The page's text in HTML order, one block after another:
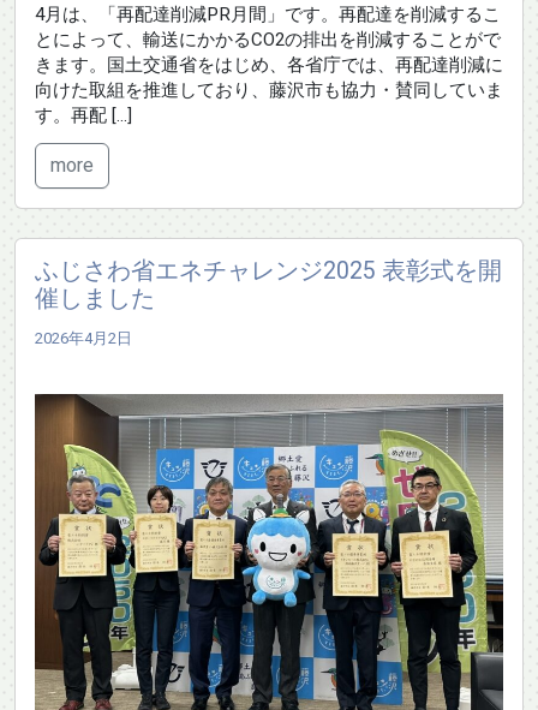
4月は、「再配達削減PR月間」です。再配達を削減するこ
とによって、輸送にかかるCO2の排出を削減することがで
きます。国土交通省をはじめ、各省庁では、再配達削減に
向けた取組を推進しており、藤沢市も協力・賛同していま
す。再配 […]
more
ふじさわ省エネチャレンジ2025 表彰式を開
催しました
2026年4月2日